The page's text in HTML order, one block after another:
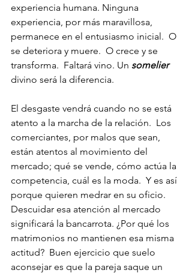
experiencia humana. Ninguna
experiencia, por más maravillosa,
permanece en el entusiasmo inicial.  O
se deteriora y muere.  O crece y se
transforma.  Faltará vino. Un somelier
divino será la diferencia.
El desgaste vendrá cuando no se está
atento a la marcha de la relación.  Los
comerciantes, por malos que sean,
están atentos al movimiento del
mercado; qué se vende, cómo actúa la
competencia, cuál es la moda.  Y es así
porque quieren medrar en su oficio.
Descuidar esa atención al mercado
significará la bancarrota. ¿Por qué los
matrimonios no mantienen esa misma
actitud?  Buen ejercicio que suelo
aconsejar es que la pareja saque un